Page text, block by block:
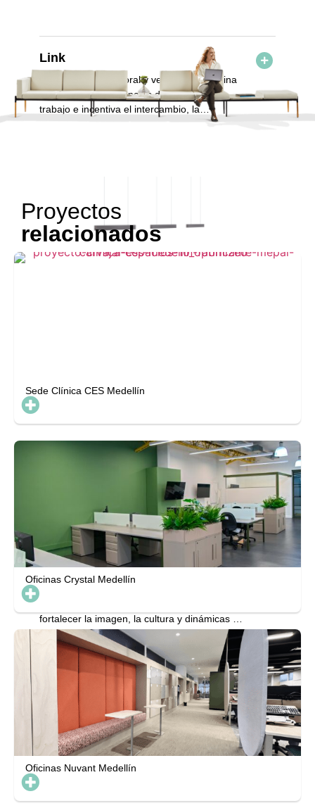
Link
Link, diseño atemporal y versátil
que elimina
las barreras tradicionales del espacio de
trabajo e incentiva el intercambio, la
comunicación, el trabajo individual y
Tek
El sistema operativo de Tek es una solución
fortalecer la imagen, la cultura y dinámicas de
cada
Proyectos
relacionados
Sede Clínica CES Medellín
Oficinas Crystal Medellín
Oficinas Nuvant Medellín